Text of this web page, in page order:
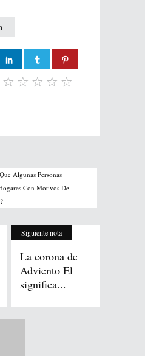
Algunas Personas
Con Motivos De
Siguiente nota
La corona de
Adviento El
significa...